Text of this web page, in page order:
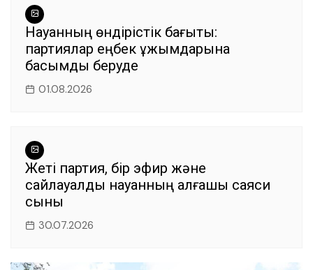
Науқанның өндірістік бағыты:
партиялар еңбек ұжымдарына
басымдық беруде
01.08.2026
Жеті партия, бір эфир және
сайлауалды науқанның алғашқы саяси
сыны
30.07.2026